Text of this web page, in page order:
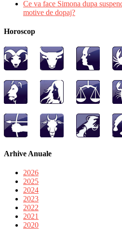
Ce va face Simona dupa
motive de dopaj?
Horoscop
Arhive Anuale
2026
2025
2024
2023
2022
2021
2020